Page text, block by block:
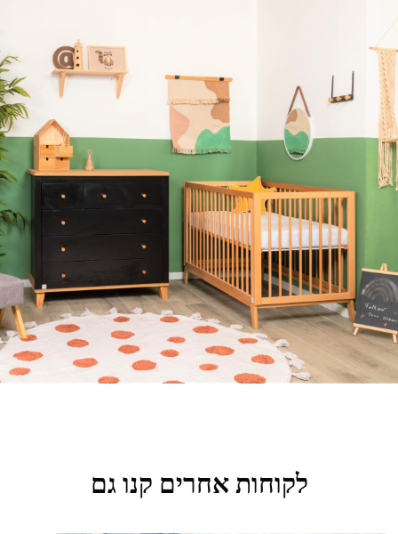
לקוחות אחרים קנו גם